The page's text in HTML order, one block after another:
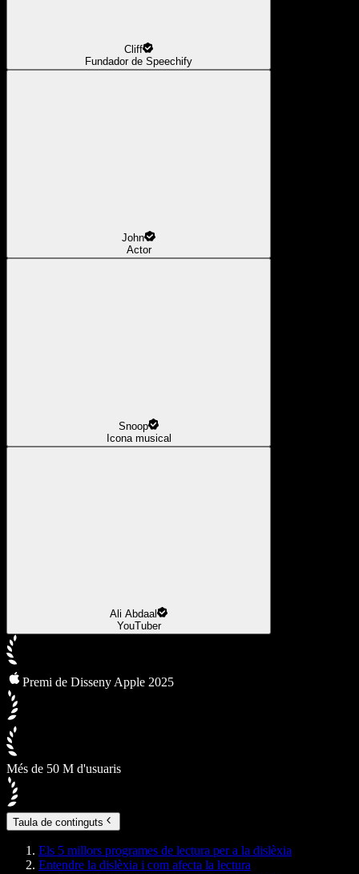
Cliff
Fundador de Speechify
John
Actor
Snoop
Icona musical
Ali Abdaal
YouTuber
Premi de Disseny Apple 2025
Més de 50 M d'usuaris
Taula de continguts
Els 5 millors programes de lectura per a la dislèxia
Entendre la dislèxia i com afecta la lectura